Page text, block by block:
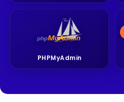
PHPMyAdmin